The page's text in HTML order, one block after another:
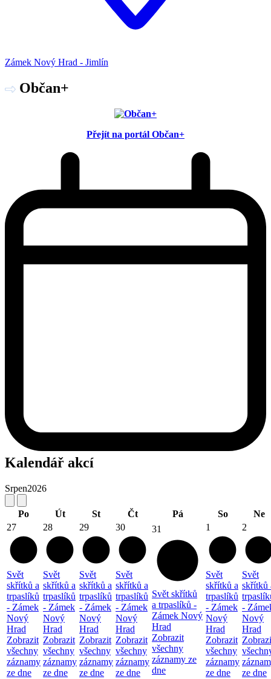
Zámek Nový Hrad - Jimlín
Občan+
Přejít na portál Občan+
Kalendář akcí
Srpen2026
Po Út St Čt Pá So
Ne
27
Svět
skřítků a
trpaslíků
- Zámek
Nový
Hrad
Zobrazit
všechny
záznamy
ze dne
28
Svět
skřítků a
trpaslíků
- Zámek
Nový
Hrad
Zobrazit
všechny
záznamy
ze dne
29
Svět
skřítků a
trpaslíků
- Zámek
Nový
Hrad
Zobrazit
všechny
záznamy
ze dne
30
Svět
skřítků a
trpaslíků
- Zámek
Nový
Hrad
Zobrazit
všechny
záznamy
ze dne
31
Svět skřítků
a trpaslíků -
Zámek Nový
Hrad
Zobrazit
všechny
záznamy ze
dne
1
Svět
skřítků a
trpaslíků
- Zámek
Nový
Hrad
Zobrazit
všechny
záznamy
ze dne
2
Svět
skřítků
-
Nový
Hrad
ze dne